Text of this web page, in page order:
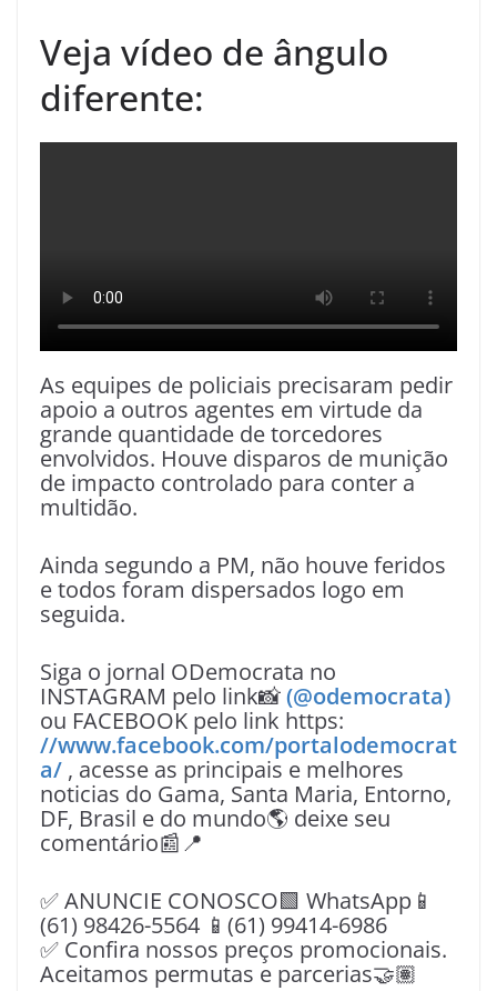
Veja vídeo de ângulo
diferente:
As equipes de policiais precisaram pedir
apoio a outros agentes em virtude da
grande quantidade de torcedores
envolvidos. Houve disparos de munição
de impacto controlado para conter a
multidão.
Ainda segundo a PM, não houve feridos
e todos foram dispersados logo em
seguida.
Siga o jornal ODemocrata no
INSTAGRAM pelo link📸(@odemocrata)
ou FACEBOOK pelo link https:
//www.facebook.com/portalodemocrat
a/ , acesse as principais e melhores
noticias do Gama, Santa Maria, Entorno,
DF, Brasil e do mundo🌎 deixe seu
comentário📰📍
✅ ANUNCIE CONOSCO🟩 WhatsApp📱
(61) 98426-5564 📱(61) 99414-6986
✅ Confira nossos preços promocionais.
Aceitamos permutas e parcerias🤝🏽